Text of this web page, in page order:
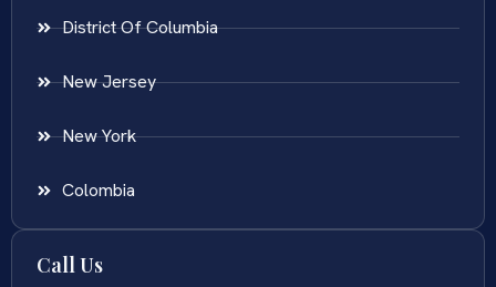
District Of Columbia
New Jersey
New York
Colombia
Call Us